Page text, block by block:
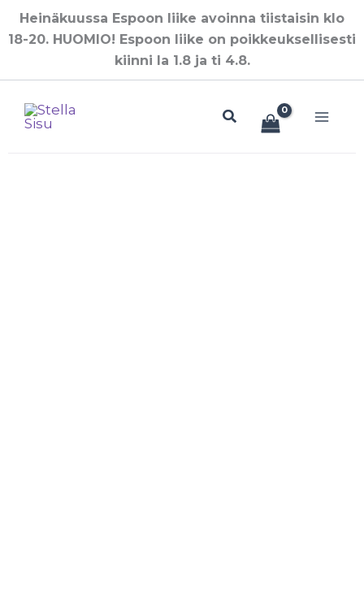
Siirry
sisältöön
Heinäkuussa Espoon liike avoinna tiistaisin klo
18-20. HUOMIO! Espoon liike on poikkeuksellisesti
kiinni la 1.8 ja ti 4.8.
Hae